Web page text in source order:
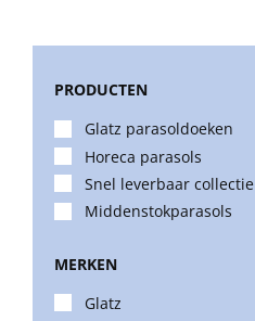
Stokparasols
Zweefparasols
Muurparasols
PRODUCTEN
Glatz parasoldoeken
Horeca parasols
Snel leverbaar collectie
Middenstokparasols
MERKEN
Glatz